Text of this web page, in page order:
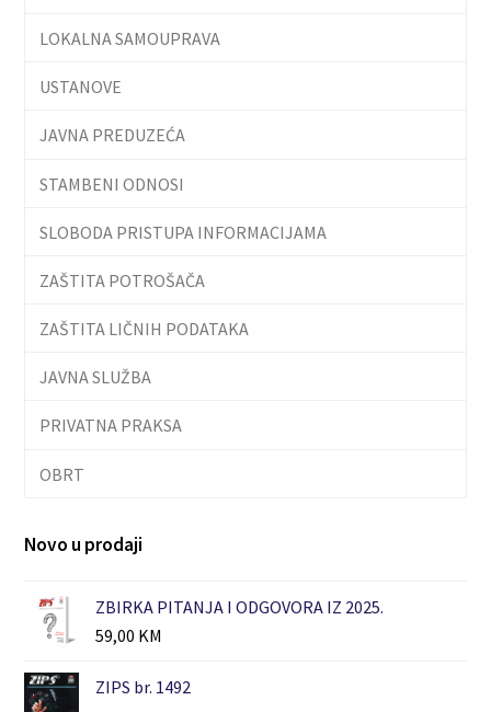
LOKALNA SAMOUPRAVA
USTANOVE
JAVNA PREDUZEĆA
STAMBENI ODNOSI
SLOBODA PRISTUPA INFORMACIJAMA
ZAŠTITA POTROŠAČA
ZAŠTITA LIČNIH PODATAKA
JAVNA SLUŽBA
PRIVATNA PRAKSA
OBRT
Novo u prodaji
ZBIRKA PITANJA I ODGOVORA IZ 2025.
59,00 KM
ZIPS br. 1492